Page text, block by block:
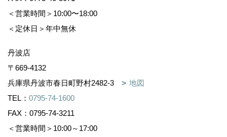
＜営業時間＞10:00〜18:00
＜定休日＞年中無休
丹波店
〒669-4132
兵庫県丹波市春日町野村2482-3
地図
TEL： 0795-74-1600
FAX：0795-74-3211
＜営業時間＞10:00～17:00